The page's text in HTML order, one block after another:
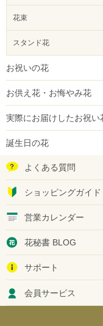
花束
スタンド花
お祝いの花
お供え花・お悔やみ花
実際にお届けしたお祝い
誕生日の花
よくある質問
ショッピングガイド
営業カレンダー
花秘書 BLOG
サポート
会員サービス